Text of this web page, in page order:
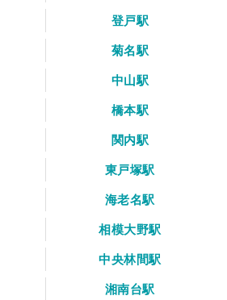
登戸駅
菊名駅
中山駅
橋本駅
関内駅
東戸塚駅
海老名駅
相模大野駅
中央林間駅
湘南台駅